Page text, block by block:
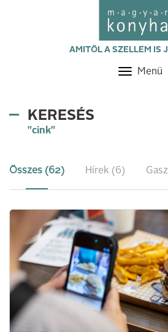
AMITŐL A SZELLEM IS
Toggle
Menü
KERESÉS
"cink"
Összes (62) Hírek (6)